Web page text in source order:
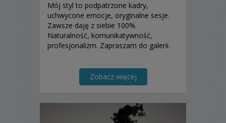
Mój styl to podpatrzone kadry,
uchwycone emocje, oryginalne sesje.
Zawsze daję z siebie 100%.
Naturalność, komunikatywność,
profesjonalizm. Zapraszam do galerii.
Zobacz więcej